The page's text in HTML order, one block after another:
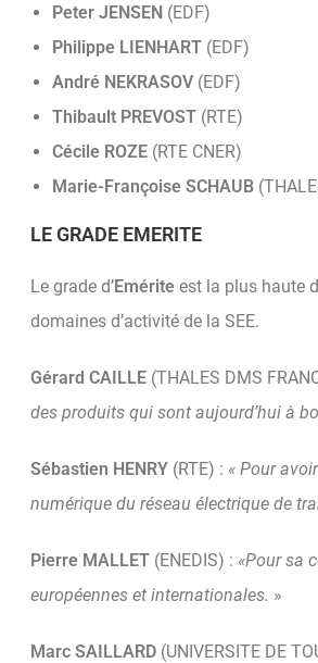
Peter JENSEN (EDF)
Philippe LIENHART (EDF)
André NEKRASOV (EDF)
Thibault PREVOST (RTE)
Cécile ROZE (RTE CNER)
Marie-Françoise SCHAUB
LE GRADE EMERITE
Le grade d’Emérite est la plus haute
domaines d’activité de la SEE.
Gérard CAILLE (THALES DMS
des produits qui sont aujourd’hui à
Sébastien HENRY (RTE) : « Pour
numérique du réseau électrique de
Pierre MALLET (ENEDIS) : «Pour sa
européennes et internationales. »
Marc SAILLARD (UNIVERSITE DE